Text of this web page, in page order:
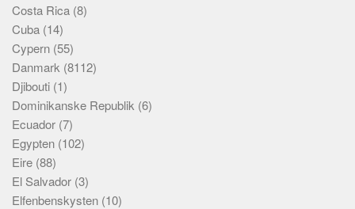
Costa Rica (8)
Cuba (14)
Cypern (55)
Danmark (8112)
Djibouti (1)
Dominikanske Republik (6)
Ecuador (7)
Egypten (102)
Eire (88)
El Salvador (3)
Elfenbenskysten (10)